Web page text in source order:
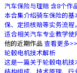
汽车保险与理赔含8个作
本合集介绍骑车保险的
保、定损核赔等实务流程
适合相关汽车专业教学使
他的近期作品 查看更多>>
轮毂电机技术解析
这是一篇关于轮毂电机技
结构组成、技术原理、